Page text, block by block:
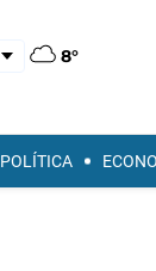
8°
POLÍTICA